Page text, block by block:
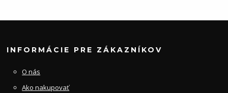
INFORMÁCIE PRE ZÁKAZNÍKOV
O nás
Ako nakupovať